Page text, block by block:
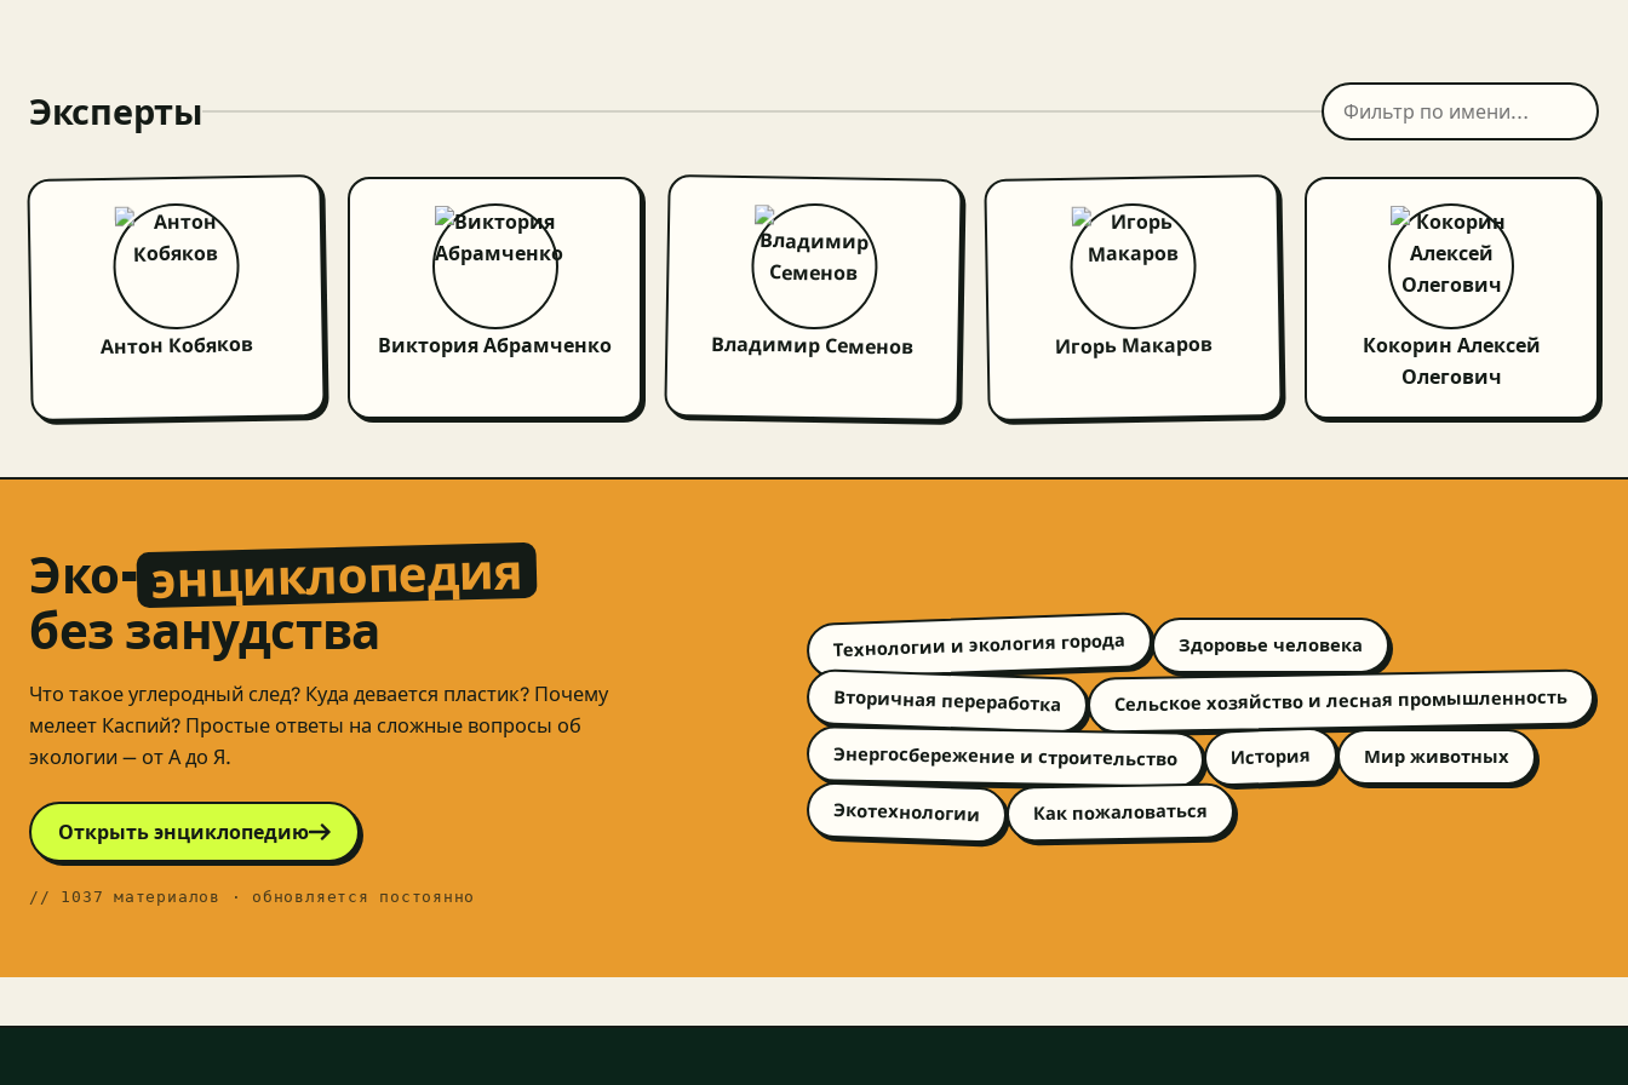
Эксперты
Антон Кобяков Виктория Абрамченко Владимир Семенов Игорь Макаров
Кокорин Алексей
Олегович
Эко- энциклопедия
без занудства
Что такое углеродный след? Куда девается пластик? Почему
мелеет Каспий? Простые ответы на сложные вопросы об
экологии — от А до Я.
Открыть энциклопедию
// 1037 материалов · обновляется постоянно
Технологии и экология города Здоровье человека
Вторичная переработка Сельское хозяйство и лесная промышленность
Энергосбережение и строительство История Мир животных
Экотехнологии Как пожаловаться